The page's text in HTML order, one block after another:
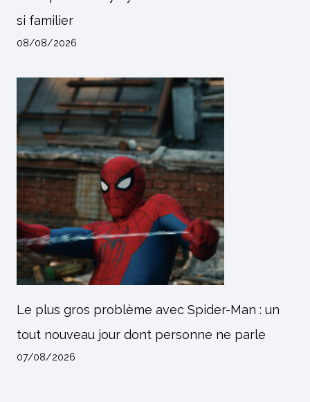
si familier
08/08/2026
Le plus gros problème avec Spider-Man : un
tout nouveau jour dont personne ne parle
07/08/2026